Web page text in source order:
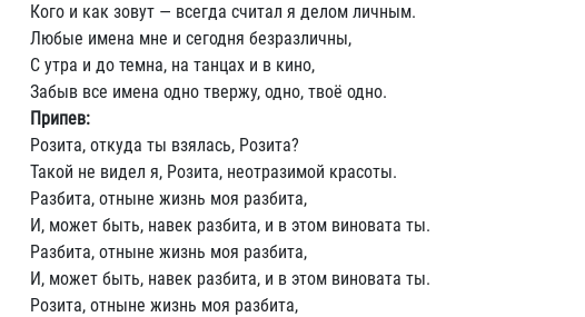
Кого и как зовут — всегда считал я делом личным.
Любые имена мне и сегодня безразличны,
С утра и до темна, на танцах и в кино,
Забыв все имена одно твержу, одно, твоё одно.
Припев:
Розита, откуда ты взялась, Розита?
Такой не видел я, Розита, неотразимой красоты.
Разбита, отныне жизнь моя разбита,
И, может быть, навек разбита, и в этом виновата ты.
Разбита, отныне жизнь моя разбита,
И, может быть, навек разбита, и в этом виновата ты.
Розита, отныне жизнь моя разбита,